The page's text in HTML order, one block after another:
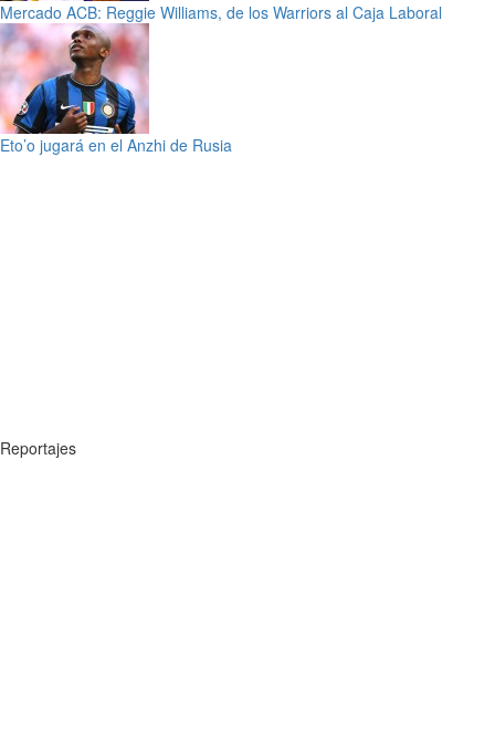
Mercado ACB: Reggie Williams, de los Warriors al Caja Laboral
Eto’o jugará en el Anzhi de Rusia
Reportajes